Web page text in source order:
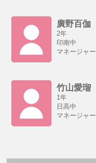
廣野百伽
2年
印南中
マネージャー
竹山愛瑠
1年
日高中
マネージャー